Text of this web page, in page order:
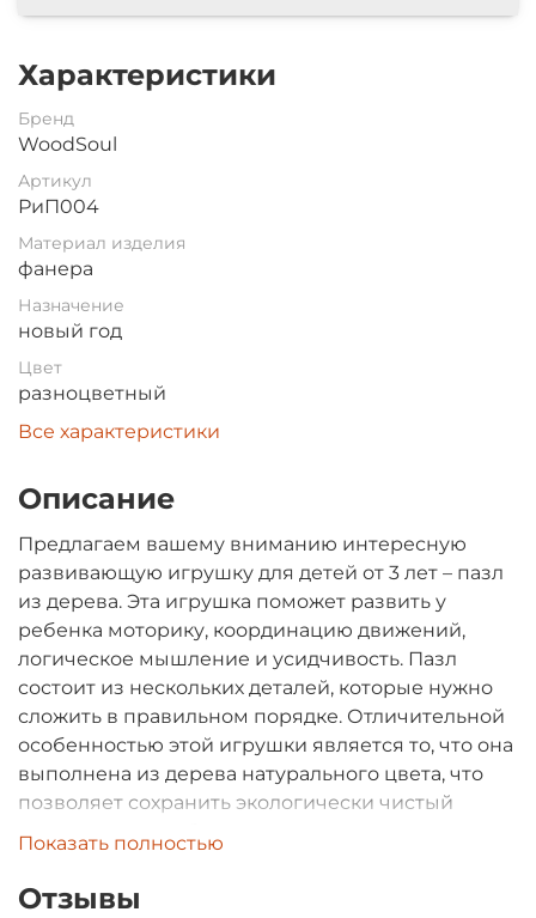
Характеристики
Бренд
WoodSoul
Артикул
РиП004
Материал изделия
фанера
Назначение
новый год
Цвет
разноцветный
Все характеристики
Описание
Предлагаем вашему вниманию интересную
развивающую игрушку для детей от 3 лет – пазл
из дерева. Эта игрушка поможет развить у
ребенка моторику, координацию движений,
логическое мышление и усидчивость. Пазл
состоит из нескольких деталей, которые нужно
сложить в правильном порядке. Отличительной
особенностью этой игрушки является то, что она
выполнена из дерева натурального цвета, что
позволяет сохранить экологически чистый
материал для ребенка. Играя с этим пазлом,
математические способности, учится
Показать полностью
Отзывы